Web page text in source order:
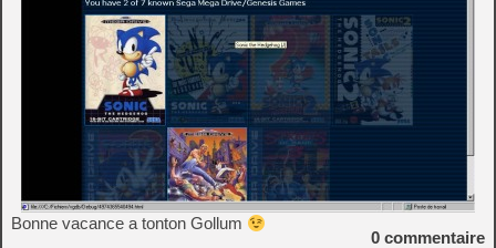
Bonne vacance a tonton Gollum
0 commentaire